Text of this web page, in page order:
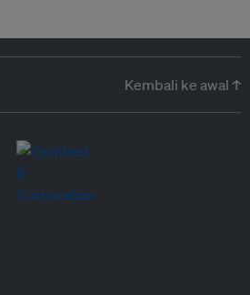
Kembali ke awal ↑